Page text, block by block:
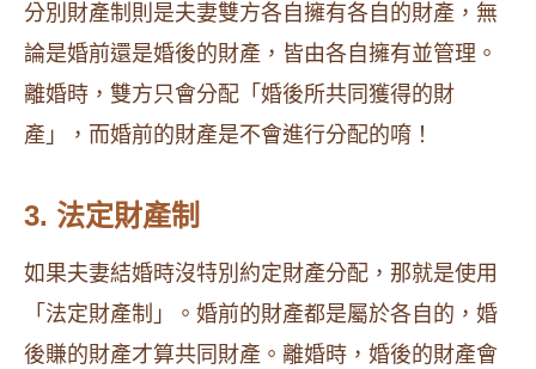
分別財產制則是夫妻雙方各自擁有各自的財產，無
論是婚前還是婚後的財產，皆由各自擁有並管理。
離婚時，雙方只會分配「婚後所共同獲得的財
產」，而婚前的財產是不會進行分配的唷！
3. 法定財產制
如果夫妻結婚時沒特別約定財產分配，那就是使用
「法定財產制」。婚前的財產都是屬於各自的，婚
後賺的財產才算共同財產。離婚時，婚後的財產會